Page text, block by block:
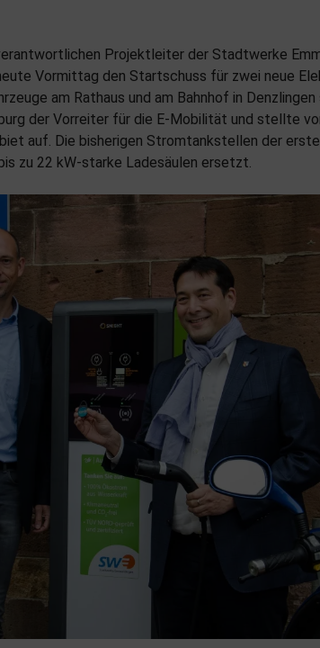
Projektleiter der Stadtwerke
Vormittag den Startschuss für zwei neue
am Rathaus und am Bahnhof in
der Vorreiter für die E-Mobilität und stellte
auf. Die bisherigen Stromtankstellen der
zu 22 kW-starke Ladesäulen ersetzt.